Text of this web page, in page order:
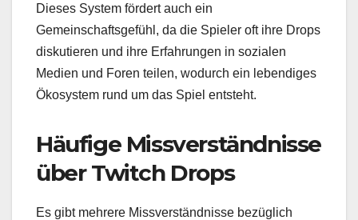
Dieses System fördert auch ein
Gemeinschaftsgefühl, da die Spieler oft ihre Drops
diskutieren und ihre Erfahrungen in sozialen
Medien und Foren teilen, wodurch ein lebendiges
Ökosystem rund um das Spiel entsteht.
Häufige Missverständnisse
über Twitch Drops
Es gibt mehrere Missverständnisse bezüglich